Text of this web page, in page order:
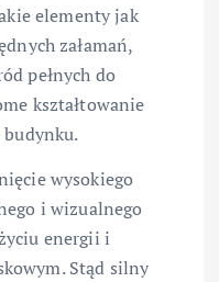
elementy jak
załamań,
pełnych do
kształtowanie
wysokiego
i wizualnego
energii i
Stąd silny